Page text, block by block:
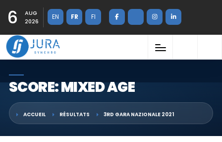
6
AUG
2026
EN FR FI
SCORE: MIXED AGE
ACCUEIL RÉSULTATS 3RD GARA NAZIONALE 2021